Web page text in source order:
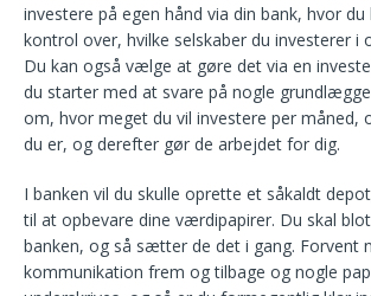
investere på egen hånd via din bank, hvor du
kontrol over, hvilke selskaber du investerer i
Du kan også vælge at gøre det via en
du starter med at svare på nogle
om, hvor meget du vil investere per måned,
du er, og derefter gør de arbejdet for dig.
I banken vil du skulle oprette et såkaldt
til at opbevare dine værdipapirer. Du skal
banken, og så sætter de det i gang. Forvent
kommunikation frem og tilbage og nogle